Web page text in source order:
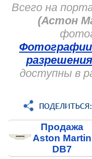
Всего на
(Астон
Фотографии
разрешения
доступны в
Продажа
Aston Martin
DB7